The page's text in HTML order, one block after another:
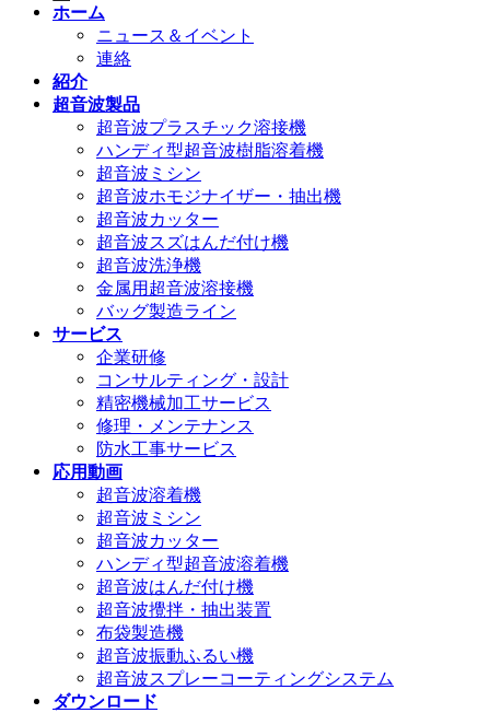
ホーム
ニュース＆イベント
連絡
紹介
超音波製品
超音波プラスチック溶接機
ハンディ型超音波樹脂溶着機
超音波ミシン
超音波ホモジナイザー・抽出機
超音波カッター
超音波スズはんだ付け機
超音波洗浄機
金属用超音波溶接機
バッグ製造ライン
サービス
企業研修
コンサルティング・設計
精密機械加工サービス
修理・メンテナンス
防水工事サービス
応用動画
超音波溶着機
超音波ミシン
超音波カッター
ハンディ型超音波溶着機
超音波はんだ付け機
超音波攪拌・抽出装置
布袋製造機
超音波振動ふるい機
超音波スプレーコーティングシステム
ダウンロード